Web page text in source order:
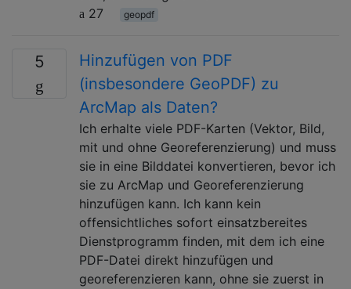
27
geopdf
5
Hinzufügen von PDF
(insbesondere GeoPDF) zu
ArcMap als Daten?
Ich erhalte viele PDF-Karten (Vektor, Bild,
mit und ohne Georeferenzierung) und muss
sie in eine Bilddatei konvertieren, bevor ich
sie zu ArcMap und Georeferenzierung
hinzufügen kann. Ich kann kein
offensichtliches sofort einsatzbereites
Dienstprogramm finden, mit dem ich eine
PDF-Datei direkt hinzufügen und
georeferenzieren kann, ohne sie zuerst in